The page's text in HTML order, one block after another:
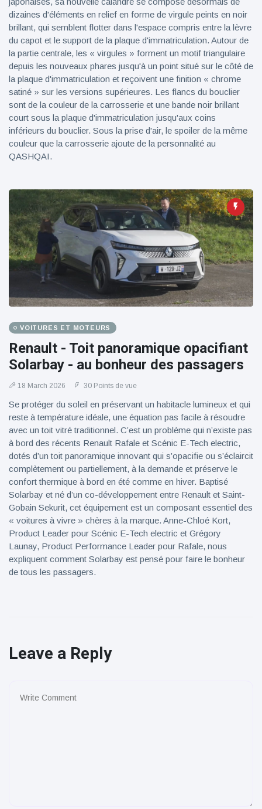
dizaines d'éléments en relief en forme de virgule peints en noir
brillant, qui semblent flotter dans l'espace compris entre la lèvre
du capot et le support de la plaque d'immatriculation. Autour de
la partie centrale, les « virgules » forment un motif triangulaire
depuis les nouveaux phares jusqu'à un point situé sur le côté de
la plaque d'immatriculation et reçoivent une finition « chrome
satiné » sur les versions supérieures. Les flancs du bouclier
sont de la couleur de la carrosserie et une bande noir brillant
court sous la plaque d'immatriculation jusqu'aux coins
inférieurs du bouclier. Sous la prise d'air, le spoiler de la même
couleur que la carrosserie ajoute de la personnalité au
QASHQAI.
VOITURES ET MOTEURS
Renault - Toit panoramique opacifiant
Solarbay - au bonheur des passagers
18 March 2026 30 Points de vue
Se protéger du soleil en préservant un habitacle lumineux et qui
reste à température idéale, une équation pas facile à résoudre
avec un toit vitré traditionnel. C’est un problème qui n’existe pas
à bord des récents Renault Rafale et Scénic E-Tech electric,
dotés d’un toit panoramique innovant qui s’opacifie ou s’éclaircit
complètement ou partiellement, à la demande et préserve le
confort thermique à bord en été comme en hiver. Baptisé
Solarbay et né d’un co-développement entre Renault et Saint-
Gobain Sekurit, cet équipement est un composant essentiel des
« voitures à vivre » chères à la marque. Anne-Chloé Kort,
Product Leader pour Scénic E-Tech electric et Grégory
Launay, Product Performance Leader pour Rafale, nous
expliquent comment Solarbay est pensé pour faire le bonheur
de tous les passagers.
Leave a Reply